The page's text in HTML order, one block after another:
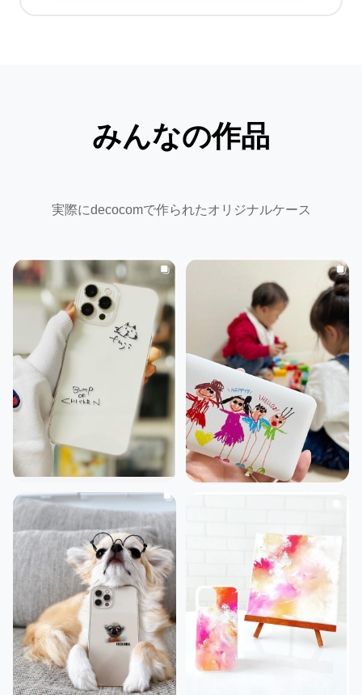
みんなの作品
実際にdecocomで作られたオリジナルケース